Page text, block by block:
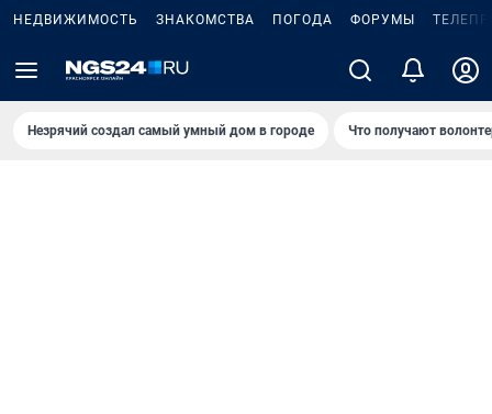
НЕДВИЖИМОСТЬ ЗНАКОМСТВА ПОГОДА ФОРУМЫ
Незрячий создал самый умный дом в городе Что получают